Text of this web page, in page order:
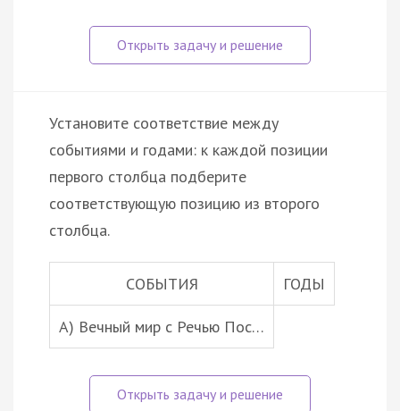
Установите соответствие между
событиями и годами: к каждой позиции
первого столбца подберите
соответствующую позицию из второго
столбца.
СОБЫТИЯ ГОДЫ
A) Вечный мир с Речью Пос…